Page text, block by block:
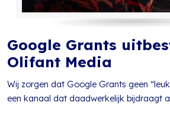
Google Grants
Olifant Media
Wij zorgen dat Google Grants geen
een kanaal dat daadwerkelijk bijdraagt